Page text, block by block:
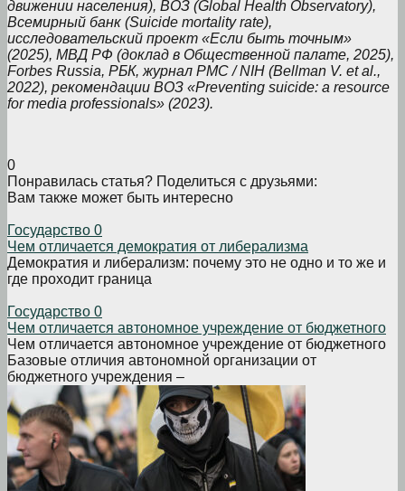
движении населения), ВОЗ (Global Health Observatory),
Всемирный банк (Suicide mortality rate),
исследовательский проект «Если быть точным»
(2025), МВД РФ (доклад в Общественной палате, 2025),
Forbes Russia, РБК, журнал PMC / NIH (Bellman V. et al.,
2022), рекомендации ВОЗ «Preventing suicide: a resource
for media professionals» (2023).
0
Понравилась статья? Поделиться с друзьями:
Вам также может быть интересно
Государство 0
Чем отличается демократия от либерализма
Демократия и либерализм: почему это не одно и то же и
где проходит граница
Государство 0
Чем отличается автономное учреждение от бюджетного
Чем отличается автономное учреждение от бюджетного
Базовые отличия автономной организации от
бюджетного учреждения –